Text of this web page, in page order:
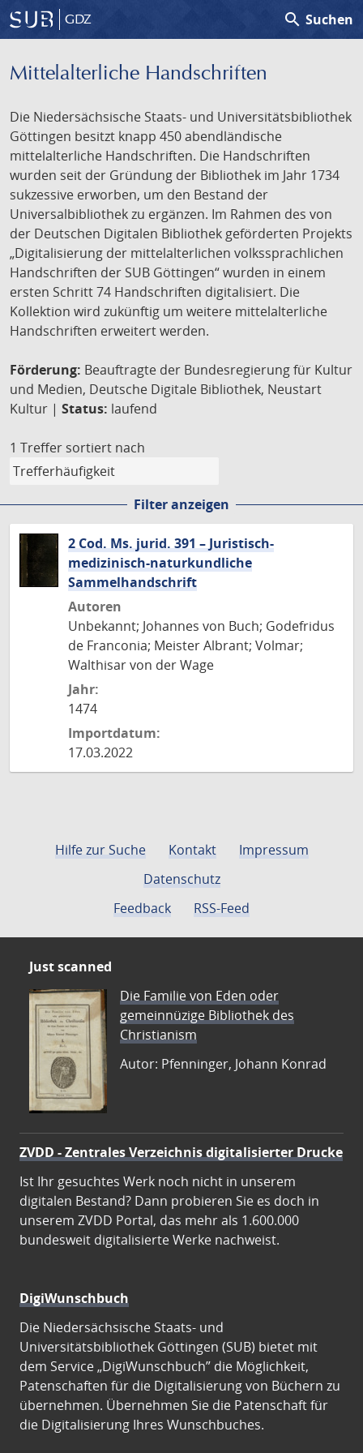
GDZ search Suchen
Mittelalterliche Handschriften
Die Niedersächsische Staats- und Universitätsbibliothek
Göttingen besitzt knapp 450 abendländische
mittelalterliche Handschriften. Die Handschriften
wurden seit der Gründung der Bibliothek im Jahr 1734
sukzessive erworben, um den Bestand der
Universalbibliothek zu ergänzen. Im Rahmen des von
der Deutschen Digitalen Bibliothek geförderten Projekts
„Digitalisierung der mittelalterlichen volkssprachlichen
Handschriften der SUB Göttingen“ wurden in einem
ersten Schritt 74 Handschriften digitalisiert. Die
Kollektion wird zukünftig um weitere mittelalterliche
Handschriften erweitert werden.
Förderung: Beauftragte der Bundesregierung für Kultur
und Medien, Deutsche Digitale Bibliothek, Neustart
Kultur | Status: laufend
1 Treffer sortiert nach
Filter anzeigen
2 Cod. Ms. jurid. 391 – Juristisch-
medizinisch-naturkundliche
Sammelhandschrift
Autoren
Unbekannt; Johannes von Buch; Godefridus
de Franconia; Meister Albrant; Volmar;
Walthisar von der Wage
Jahr:
1474
Importdatum:
17.03.2022
Hilfe zur Suche Kontakt
Impressum
Datenschutz
Feedback
RSS-Feed
Just scanned
Die Familie von Eden oder
gemeinnüzige Bibliothek des
Christianism
Autor: Pfenninger, Johann Konrad
ZVDD - Zentrales Verzeichnis digitalisierter Drucke
Ist Ihr gesuchtes Werk noch nicht in unserem
digitalen Bestand? Dann probieren Sie es doch in
unserem ZVDD Portal, das mehr als 1.600.000
bundesweit digitalisierte Werke nachweist.
DigiWunschbuch
Die Niedersächsische Staats- und
Universitätsbibliothek Göttingen (SUB) bietet mit
dem Service „DigiWunschbuch” die Möglichkeit,
Patenschaften für die Digitalisierung von Büchern zu
übernehmen. Übernehmen Sie die Patenschaft für
die Digitalisierung Ihres Wunschbuches.